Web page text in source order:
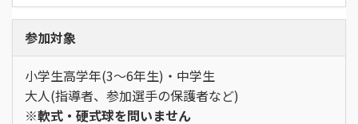
参加対象
小学生高学年(3～6年生)・中学生
大人(指導者、参加選手の保護者など)
※軟式・硬式球を問いません